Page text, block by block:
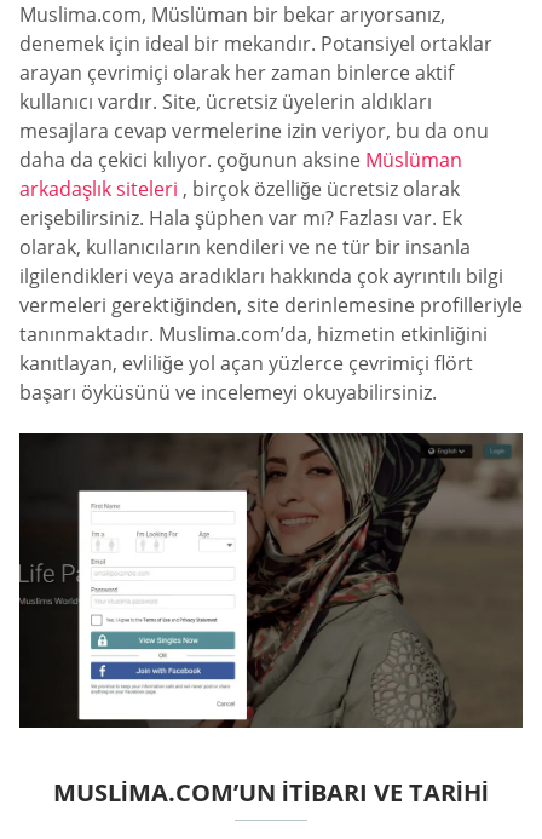
Muslima.com, Müslüman bir bekar arıyorsanız,
denemek için ideal bir mekandır. Potansiyel ortaklar
arayan çevrimiçi olarak her zaman binlerce aktif
kullanıcı vardır. Site, ücretsiz üyelerin aldıkları
mesajlara cevap vermelerine izin veriyor, bu da onu
daha da çekici kılıyor. çoğunun aksine Müslüman
arkadaşlık siteleri , birçok özelliğe ücretsiz olarak
erişebilirsiniz. Hala şüphen var mı? Fazlası var. Ek
olarak, kullanıcıların kendileri ve ne tür bir insanla
ilgilendikleri veya aradıkları hakkında çok ayrıntılı bilgi
vermeleri gerektiğinden, site derinlemesine profilleriyle
tanınmaktadır. Muslima.com’da, hizmetin etkinliğini
kanıtlayan, evliliğe yol açan yüzlerce çevrimiçi flört
başarı öyküsünü ve incelemeyi okuyabilirsiniz.
MUSLIMA.COM’UN İTIBARI VE TARIHI